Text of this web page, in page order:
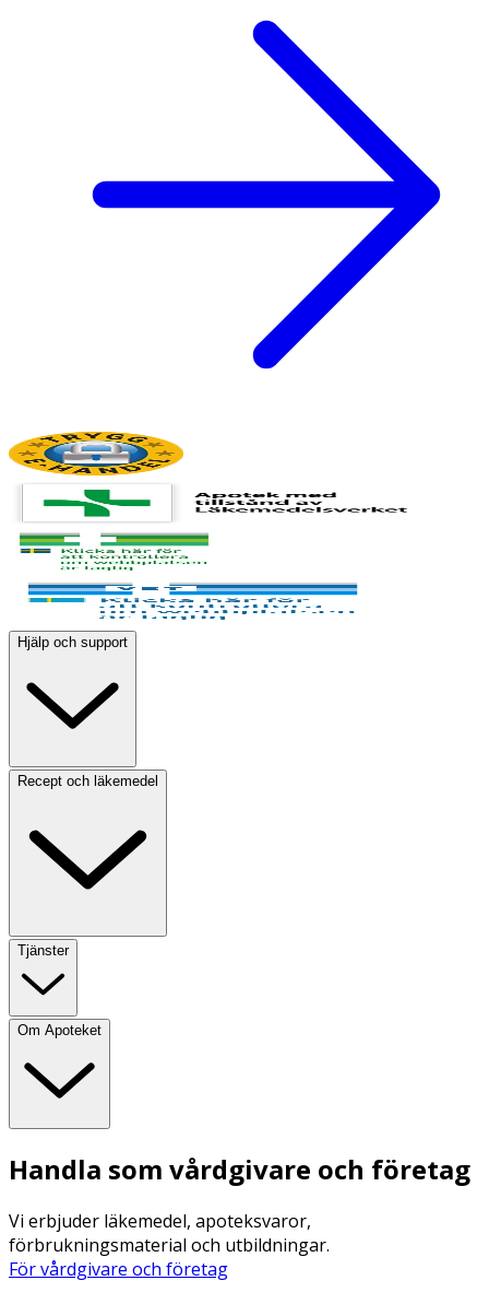
Hjälp och support
Recept och läkemedel
Tjänster
Om Apoteket
Handla som vårdgivare och företag
Vi erbjuder läkemedel, apoteksvaror,
förbrukningsmaterial och utbildningar.
För vårdgivare och företag